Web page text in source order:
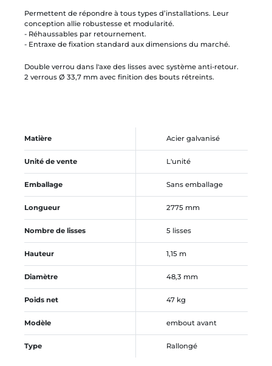
Permettent de répondre à tous types d’installations. Leur
conception allie robustesse et modularité.
- Réhaussables par retournement.
- Entraxe de fixation standard aux dimensions du marché.
Double verrou dans l'axe des lisses avec système anti-retour.
2 verrous Ø 33,7 mm avec finition des bouts rétreints.
Matière Acier galvanisé
Unité de vente L'unité
Emballage Sans emballage
Longueur 2775 mm
Nombre de lisses 5 lisses
Hauteur 1,15 m
Diamètre 48,3 mm
Poids net 47 kg
Modèle embout avant
Type Rallongé